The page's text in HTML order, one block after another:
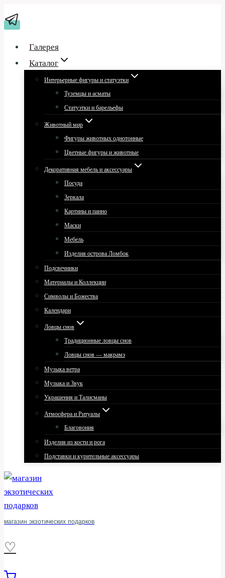
к
Галерея
Каталог
Интерьерные фигуры и статуэтки
Туземцы и асматы
Статуэтки и барельефы
Животный мир
Фигуры животных однотонные
Цветные фигуры и животные
Декоративная мебель и аксессуары
Посуда
Зеркала
Картины и панно
Маски
Мебель
Изделия острова Ломбок
Подсвечники
Материалы и Коллекции
Символы и Божества
Календари
Ловцы снов
Традиционные ловцы снов
Ловцы снов — макрамэ
Музыка ветра
Музыка и Звук
Украшения и Талисманы
Атмосфера и Ритуалы
Благовония
Изделия из кости и рога
Подставки и курительные аксессуары
магазин экзотических подарков
♡